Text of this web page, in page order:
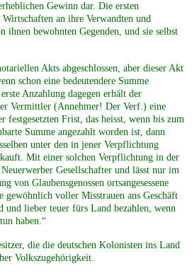
Gewinn dar. Die ersten
an ihre Verwandten und
ihnen bewohnten Gegenden, und sie selbst
Akts abgeschlossen, aber dieser Akt
schon eine bedeutendere Summe
Anzahlung dagegen erhält der
Vermittler (Annehmer! Der Verf.) eine
Frist, das heisst, wenn bis zum
Summe angezahlt worden ist, dann
unter den in jener Verpflichtung
Mit einer solchen Verpflichtung in der
Gesellschafter und lässt nur im
von Glaubensgenossen ortsangesessene
gewöhnlich voller Misstrauen ans Geschäft
und lieber teuer fürs Land bezahlen, wenn
haben.“
die die deutschen Kolonisten ins Land
Volkszugehörigkeit.